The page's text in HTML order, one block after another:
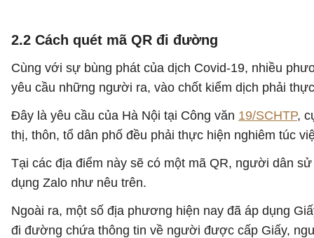
2.2 Cách quét mã QR đi đường
Cùng với sự bùng phát của dịch Covid-19, nhiều
yêu cầu những người ra, vào chốt kiểm dịch phải
Đây là yêu cầu của Hà Nội tại Công văn 19/SCHTP,
thị, thôn, tổ dân phố đều phải thực hiện nghiêm túc
Tại các địa điểm này sẽ có một mã QR, người dân
dụng Zalo như nêu trên.
Ngoài ra, một số địa phương hiện nay đã áp dụng
đi đường chứa thông tin về người được cấp Giấy,